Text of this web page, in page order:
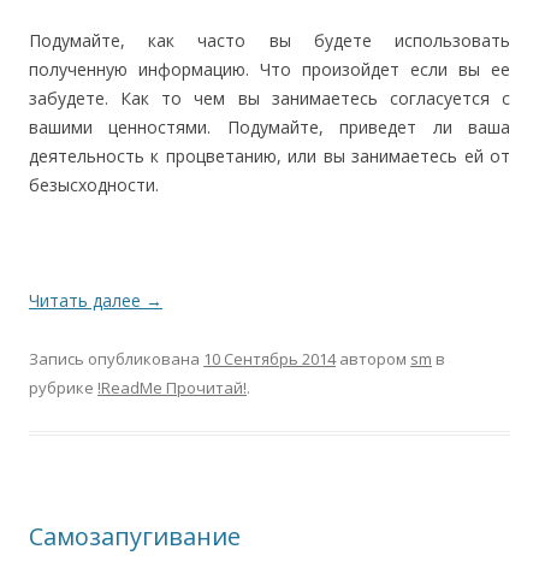
Подумайте, как часто вы будете использовать
полученную информацию. Что произойдет если вы ее
забудете. Как то чем вы занимаетесь согласуется с
вашими ценностями. Подумайте, приведет ли ваша
деятельность к процветанию, или вы занимаетесь ей от
безысходности.
Читать далее →
Запись опубликована 10 Сентябрь 2014автором sm в
рубрике !ReadMe Прочитай!.
Самозапугивание